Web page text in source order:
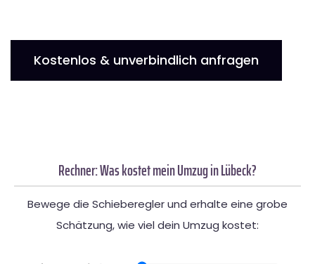
Kostenlos & unverbindlich anfragen
Rechner: Was kostet mein Umzug in Lübeck?
Bewege die Schieberegler und erhalte eine grobe
Schätzung, wie viel dein Umzug kostet: